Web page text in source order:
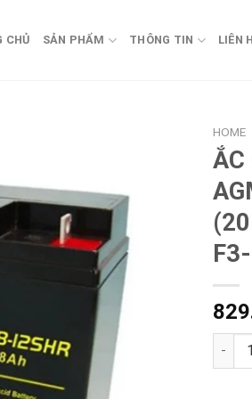
CHỦ SẢN PHẨM THÔNG TIN LIÊN
HOME
ẮC
ẮC